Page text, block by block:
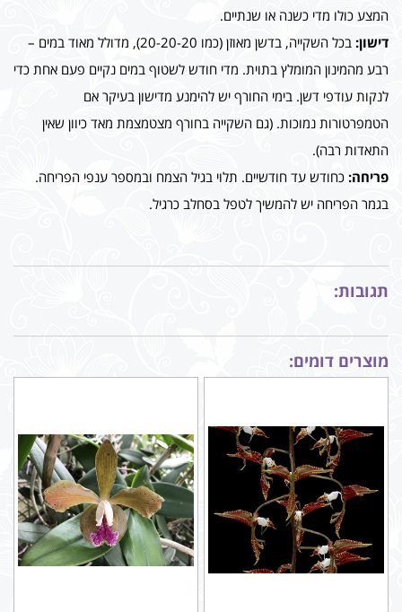
המצע כולו מדי כשנה או שנתיים.
דישון:
בכל השקייה, בדשן מאוזן (כמו 20-20-20), מדולל מאוד במים –
רבע מהמינון המומלץ בתוית. מדי חודש לשטוף במים נקיים פעם אחת כדי
לנקות עודפי דשן. בימי החורף יש להימנע מדישון בעיקר אם
הטמפרטורות נמוכות. (גם השקייה בחורף מצטמצמת מאד כיוון שאין
התאדות רבה).
פריחה: כחודש עד חודשיים. תלוי בגיל הצמח ובמספר ענפי הפריחה.
בגמר הפריחה יש להמשיך לטפל בסחלב כרגיל.
תגובות:
מוצרים דומים: